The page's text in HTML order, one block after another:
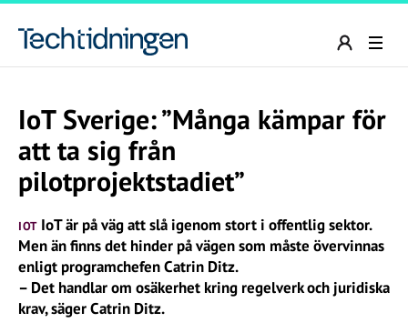
IoT Sverige: ”Många kämpar för
att ta sig från
pilotprojektstadiet”
IOTIoT är på väg att slå igenom stort i offentlig sektor.
Men än finns det hinder på vägen som måste övervinnas
enligt programchefen Catrin Ditz.
– Det handlar om osäkerhet kring regelverk och juridiska
krav, säger Catrin Ditz.